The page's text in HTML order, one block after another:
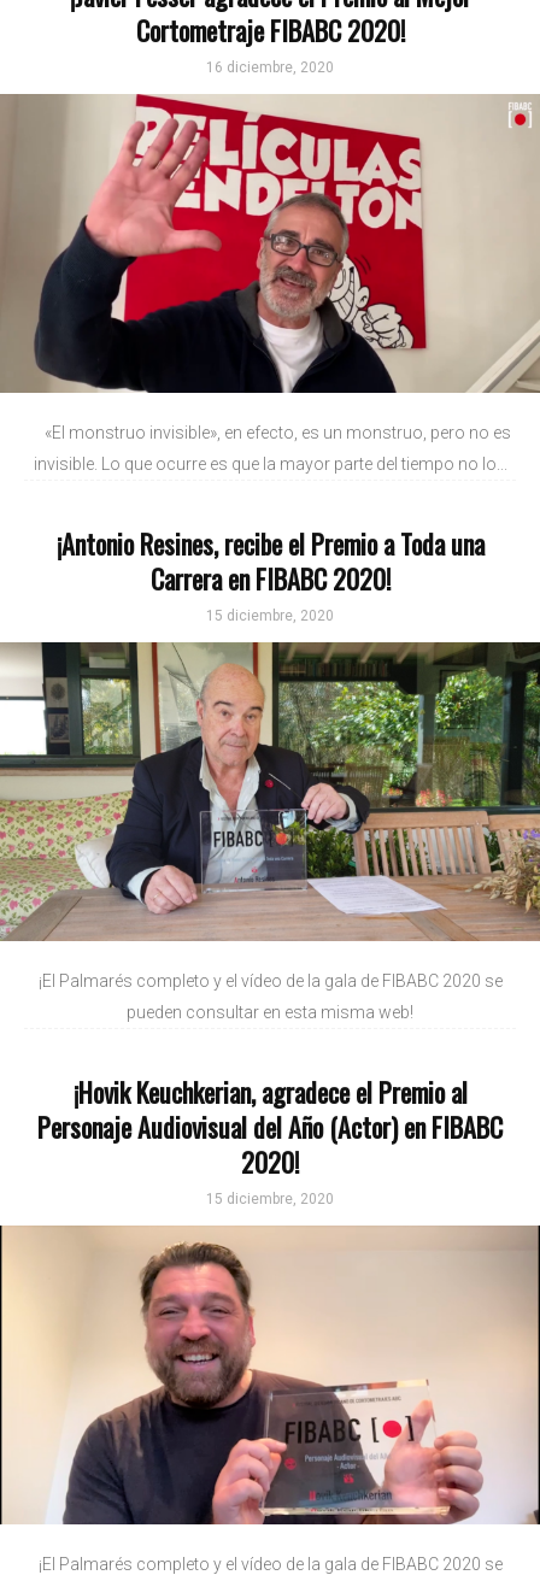
Cortometraje FIBABC 2020!
16 diciembre, 2020
«El monstruo invisible», en efecto, es un monstruo, pero no es
invisible. Lo que ocurre es que la mayor parte del tiempo no lo...
¡Antonio Resines, recibe el Premio a Toda una
Carrera en FIBABC 2020!
15 diciembre, 2020
¡El Palmarés completo y el vídeo de la gala de FIBABC 2020 se
pueden consultar en esta misma web!
¡Hovik Keuchkerian, agradece el Premio al
Personaje Audiovisual del Año (Actor) en FIBABC
2020!
15 diciembre, 2020
¡El Palmarés completo y el vídeo de la gala de FIBABC 2020 se